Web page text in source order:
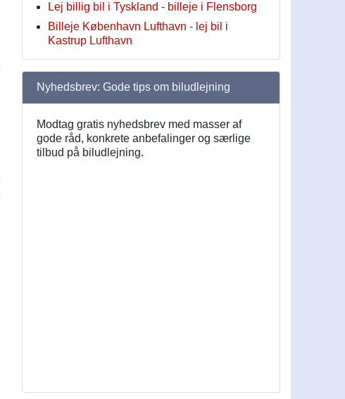
Lej billig bil i Tyskland - billeje i Flensborg
Billeje København Lufthavn - lej bil i
Kastrup Lufthavn
Nyhedsbrev: Gode tips om biludlejning
Modtag gratis nyhedsbrev med masser af
gode råd, konkrete anbefalinger og særlige
tilbud på biludlejning.